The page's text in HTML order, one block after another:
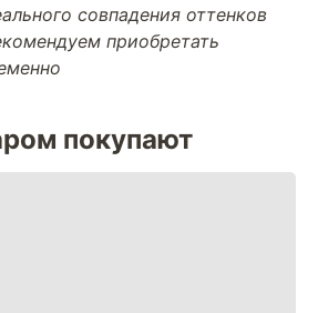
совпадения оттенков
приобретать
покупают